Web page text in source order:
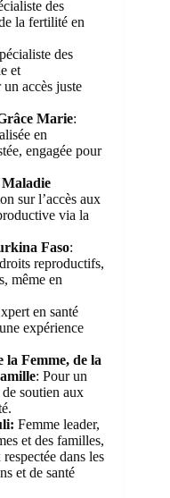
des
la fertilité en
des
et
accès juste
Marie:
en
engagée pour
Maladie
sur l’accès aux
via la
Faso:
reproductifs,
même en
en santé
expérience
la Femme, de la
: Pour un
soutien aux
Femme leader,
et des familles,
dans les
et de santé